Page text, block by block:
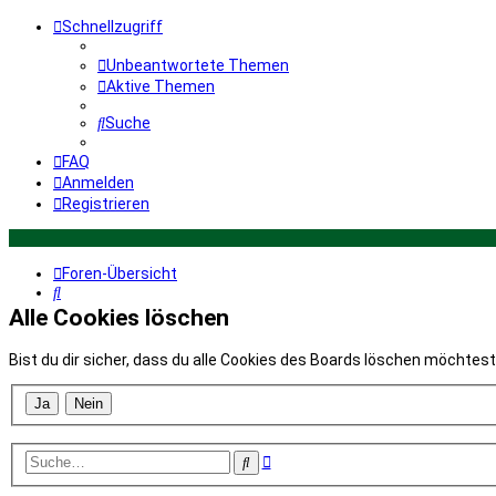
Schnellzugriff
Unbeantwortete Themen
Aktive Themen
Suche
FAQ
Anmelden
Registrieren
Foren-Übersicht
Suche
Alle Cookies löschen
Bist du dir sicher, dass du alle Cookies des Boards löschen
SucheErweiterte